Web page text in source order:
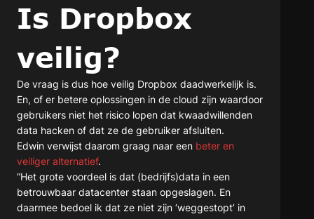
Is Dropbox
veilig?
De vraag is dus hoe veilig Dropbox daadwerkelijk is.
En, of er betere oplossingen in de cloud zijn waardoor
gebruikers niet het risico lopen dat kwaadwillenden
data hacken of dat ze de gebruiker afsluiten.
Edwin verwijst daarom graag naar een beter en
veiliger alternatief.
“Het grote voordeel is dat (bedrijfs)data in een
betrouwbaar datacenter staan opgeslagen. En
daarmee bedoel ik dat ze niet zijn ‘weggestopt’ in